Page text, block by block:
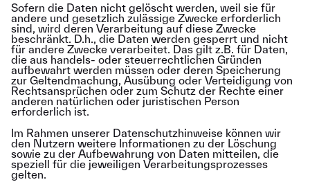
Sofern die Daten nicht gelöscht werden, weil sie für
andere und gesetzlich zulässige Zwecke erforderlich
sind, wird deren Verarbeitung auf diese Zwecke
beschränkt. D.h., die Daten werden gesperrt und nicht
für andere Zwecke verarbeitet. Das gilt z.B. für Daten,
die aus handels- oder steuerrechtlichen Gründen
aufbewahrt werden müssen oder deren Speicherung
zur Geltendmachung, Ausübung oder Verteidigung von
Rechtsansprüchen oder zum Schutz der Rechte einer
anderen natürlichen oder juristischen Person
erforderlich ist.
Im Rahmen unserer Datenschutzhinweise können wir
den Nutzern weitere Informationen zu der Löschung
sowie zu der Aufbewahrung von Daten mitteilen, die
speziell für die jeweiligen Verarbeitungsprozesses
gelten.